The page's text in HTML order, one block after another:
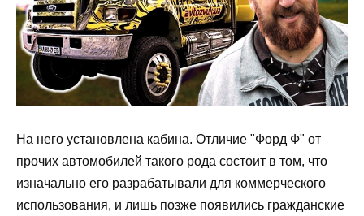
На него установлена кабина. Отличие "Форд Ф" от
прочих автомобилей такого рода состоит в том, что
изначально его разрабатывали для коммерческого
использования, и лишь позже появились гражданские